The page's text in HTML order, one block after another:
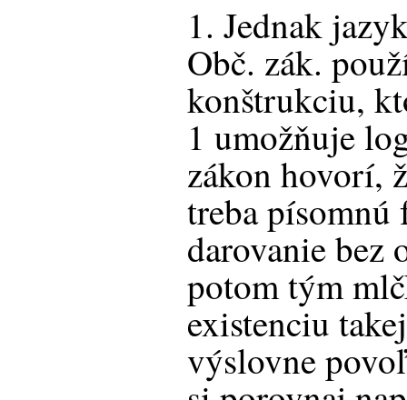
1. Jednak
Obč. zák.
konštrukciu,
1 umožňuje
zákon hovorí,
treba
darovanie bez
potom tým
existenciu
výslovne